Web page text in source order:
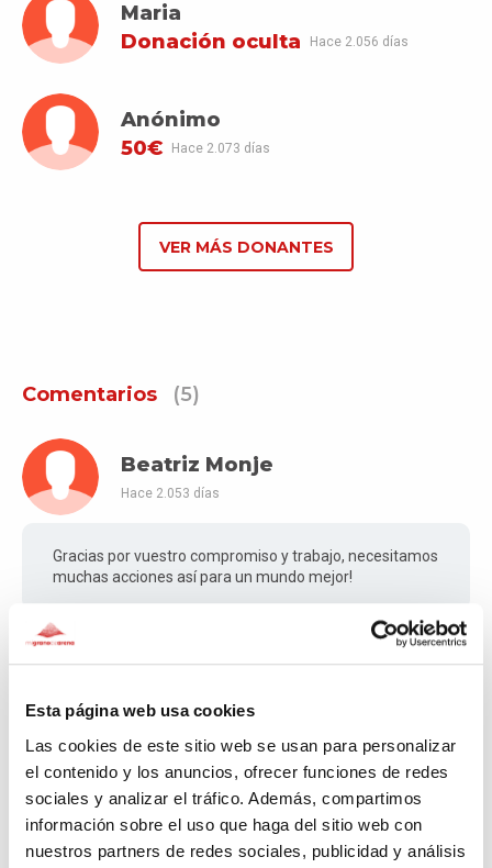
Esta página web usa cookies
Las cookies de este sitio web se usan para personalizar
el contenido y los anuncios, ofrecer funciones de redes
sociales y analizar el tráfico. Además, compartimos
información sobre el uso que haga del sitio web con
nuestros partners de redes sociales, publicidad y análisis
Maria
Donación oculta
Hace 2.056 días
Anónimo
50€
Hace 2.073 días
VER MÁS DONANTES
Comentarios (5)
Beatriz Monje
Hace 2.053 días
Gracias por vuestro compromiso y trabajo, necesitamos
muchas acciones así para un mundo mejor!
Hace 2.055 días
Esteu fent una molt bona feina!